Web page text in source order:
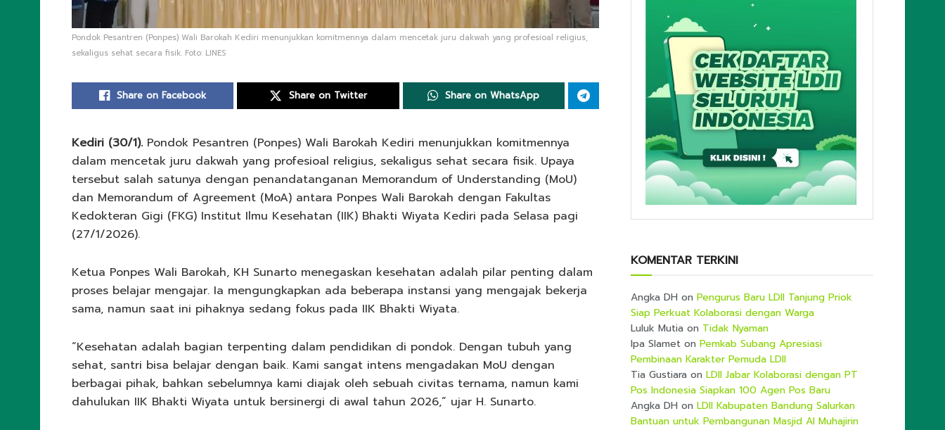
Pondok Pesantren (Ponpes) Wali Barokah Kediri menunjukkan komitmennya dalam mencetak juru dakwah yang profesioal religius,
sekaligus sehat secara fisik. Foto: LINES
Share on Facebook Share on Twitter Share on WhatsApp
Kediri (30/1).Pondok Pesantren (Ponpes) Wali Barokah Kediri menunjukkan komitmennya
dalam mencetak juru dakwah yang profesioal religius, sekaligus sehat secara fisik. Upaya
tersebut salah satunya dengan penandatanganan Memorandum of Understanding (MoU)
dan Memorandum of Agreement (MoA) antara Ponpes Wali Barokah dengan Fakultas
Kedokteran Gigi (FKG) Institut Ilmu Kesehatan (IIK) Bhakti Wiyata Kediri pada Selasa pagi
(27/1/2026).
Ketua Ponpes Wali Barokah, KH Sunarto menegaskan kesehatan adalah pilar penting dalam
proses belajar mengajar. Ia mengungkapkan ada beberapa instansi yang mengajak bekerja
sama, namun saat ini pihaknya sedang fokus pada IIK Bhakti Wiyata.
“Kesehatan adalah bagian terpenting dalam pendidikan di pondok. Dengan tubuh yang
sehat, santri bisa belajar dengan baik. Kami sangat intens mengadakan MoU dengan
berbagai pihak, bahkan sebelumnya kami diajak oleh sebuah civitas ternama, namun kami
dahulukan IIK Bhakti Wiyata untuk bersinergi di awal tahun 2026,” ujar H. Sunarto.
KOMENTAR TERKINI
Angka DH on Pengurus Baru LDII Tanjung Priok
Siap Perkuat Kolaborasi dengan Warga
Luluk Mutia on Tidak Nyaman
Ipa Slamet on Pemkab Subang Apresiasi
Pembinaan Karakter Pemuda LDII
Tia Gustiara on LDII Jabar Kolaborasi dengan PT
Pos Indonesia Siapkan 100 Agen Pos Baru
Angka DH on LDII Kabupaten Bandung Salurkan
Bantuan untuk Pembangunan Masjid Al Muhajirin